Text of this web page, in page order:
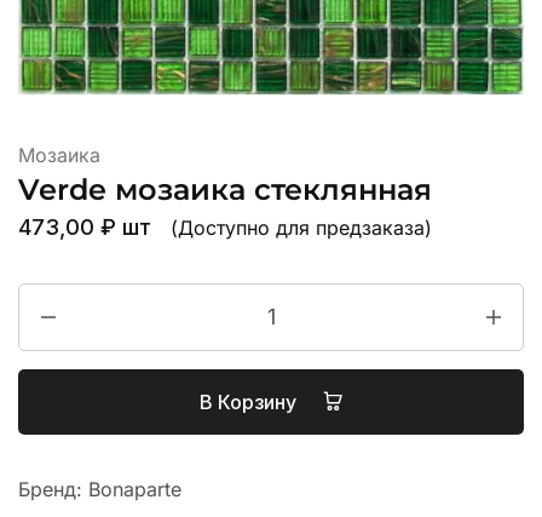
Мозаика
Verde мозаика стеклянная
473,00 ₽ шт (Доступно для предзаказа)
В Корзину
Бренд: Bonaparte